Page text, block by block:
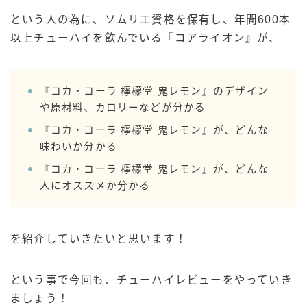
Slat(すらっと）
FRUITZER (フルーツァー）
サッポロ
濃いめのレモンサワー
99.99（フォーナイン）
キレートレモンサワー
WATER SOUR(ウォーターサワ)
宝酒造
という人の為に、ソムリエ資格を保有し、年間600本
以上チューハイを飲んでいる『コアライオン』が、
『コカ・コーラ 檸檬堂 鬼レモン』のデザイン
や原材料、カロリーなどが分かる
『コカ・コーラ 檸檬堂 鬼レモン』が、どんな
味わいか分かる
『コカ・コーラ 檸檬堂 鬼レモン』が、どんな
人にオススメか分かる
を紹介していきたいと思います！
という事で今回も、チューハイレビューをやっていき
ましょう！